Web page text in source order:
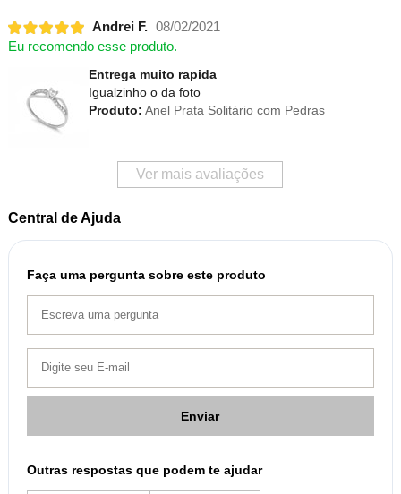
Andrei F. 08/02/2021
Eu recomendo esse produto.
Entrega muito rapida
Igualzinho o da foto
Produto: Anel Prata Solitário com Pedras
Ver mais avaliações
Central de Ajuda
Faça uma pergunta sobre este produto
Enviar
Outras respostas que podem te ajudar